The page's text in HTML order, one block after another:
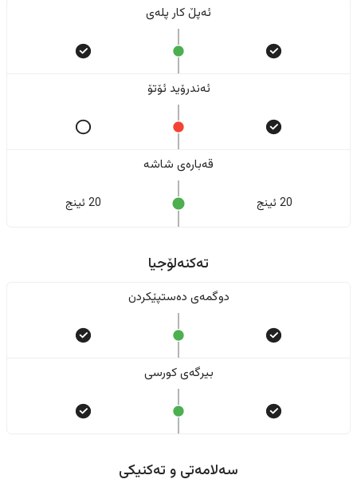
ئەپڵ کار پلەی
ئەندرۆید ئۆتۆ
قەبارەی شاشە
20 ئینج 20 ئینج
تەکنەلۆجیا
دوگمەی دەستپێکردن
بیرگەی کورسی
سەلامەتی و تەکنیکی